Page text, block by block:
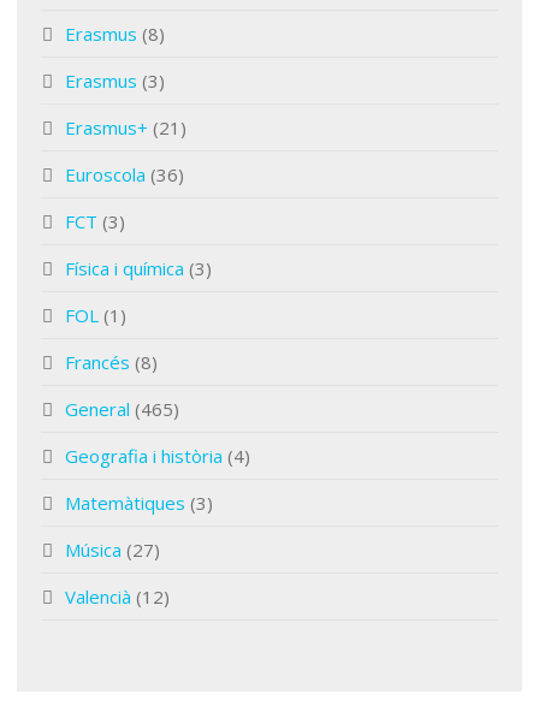
Erasmus (8)
Erasmus (3)
Erasmus+ (21)
Euroscola (36)
FCT (3)
Física i química (3)
FOL (1)
Francés (8)
General (465)
Geografia i història (4)
Matemàtiques (3)
Música (27)
Valencià (12)